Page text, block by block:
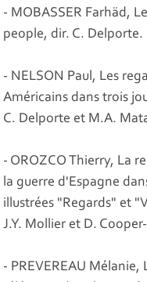
- MOBASSER Farhäd,
people, dir. C. Delporte.
- NELSON Paul, Les
Américains dans trois
C. Delporte et M.A.
- OROZCO Thierry, La
la guerre d'Espagne
illustrées "Regards" et
J.Y. Mollier et D.
- PREVEREAU Mélanie,